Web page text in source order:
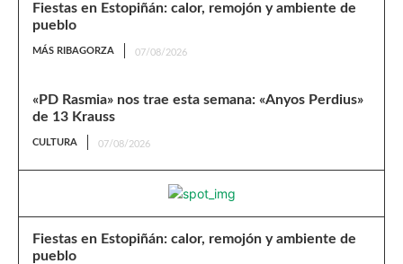
Fiestas en Estopiñán: calor, remojón y ambiente de
pueblo
MÁS RIBAGORZA 07/08/2026
«PD Rasmia» nos trae esta semana: «Anyos Perdius»
de 13 Krauss
CULTURA 07/08/2026
Fiestas en Estopiñán: calor, remojón y ambiente de
pueblo